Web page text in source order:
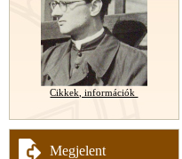
Cikkek, információk
Megjelent